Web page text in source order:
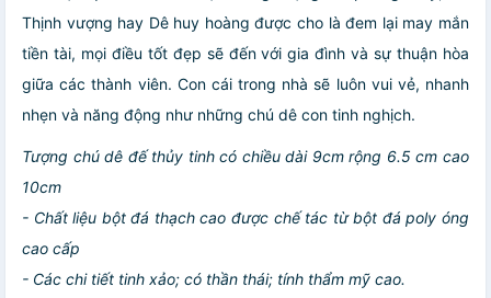
Thịnh vượng hay Dê huy hoàng được cho là đem lại may mắn
tiền tài, mọi điều tốt đẹp sẽ đến với gia đình và sự thuận hòa
giữa các thành viên. Con cái trong nhà sẽ luôn vui vẻ, nhanh
nhẹn và năng động như những chú dê con tinh nghịch.
Tượng chú dê đế thủy tinh có chiều dài 9cm rộng 6.5 cm cao
10cm
- Chất liệu bột đá thạch cao được chế tác từ bột đá poly óng
cao cấp
- Các chi tiết tinh xảo; có thần thái; tính thẩm mỹ cao.